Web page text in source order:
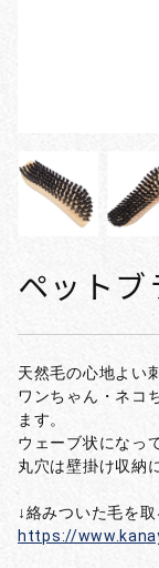
ペットブ
天然毛の心地よい
ワンちゃん・ネコ
ます。
ウェーブ状になっ
丸穴は壁掛け収納
↓絡みついた毛を
https://